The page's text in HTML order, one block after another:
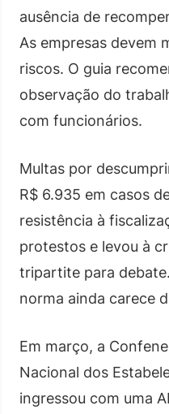
ausência de
As empresas devem
riscos. O guia
observação do
com funcionários.
Multas por
R$ 6.935 em casos
resistência à
protestos e levou à
tripartite para
norma ainda carece
Em março, a
Nacional dos
ingressou com uma